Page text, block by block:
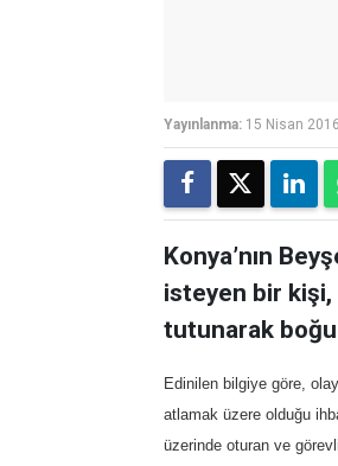
Yayınlanma: 15 Nisan
Konya’nın
isteyen bir kişi,
tutunarak
Edinilen bilgiye göre,
atlamak üzere olduğu
üzerinde oturan ve